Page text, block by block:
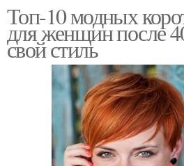
Топ-10 модных
для женщин после
свой стиль